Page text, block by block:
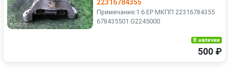
22316784355
Примечание:1.6 EP МКПП 22316784355
678435501 G2245000
В наличии
500 ₽